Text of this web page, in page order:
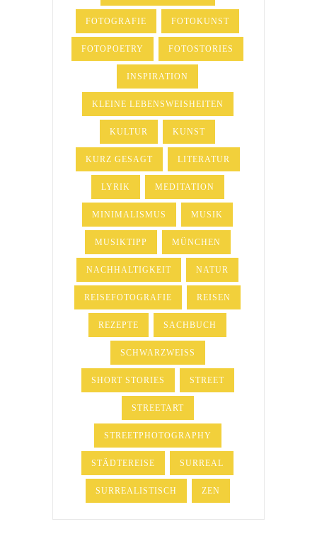
FOTOGRAFIE FOTOKUNST
FOTOPOETRY FOTOSTORIES
INSPIRATION
KLEINE LEBENSWEISHEITEN
KULTUR KUNST
KURZ GESAGT LITERATUR
LYRIK MEDITATION
MINIMALISMUS MUSIK
MUSIKTIPP MÜNCHEN
NACHHALTIGKEIT NATUR
REISEFOTOGRAFIE REISEN
REZEPTE SACHBUCH
SCHWARZWEISS
SHORT STORIES STREET
STREETART
STREETPHOTOGRAPHY
STÄDTEREISE SURREAL
SURREALISTISCH ZEN